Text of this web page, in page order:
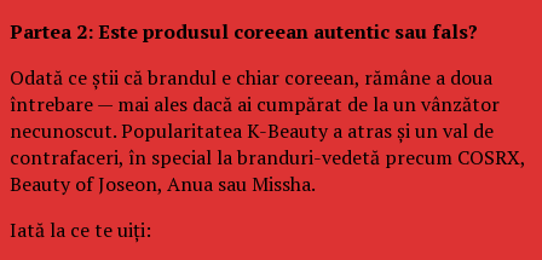
Partea 2: Este produsul coreean autentic sau fals?
Odată ce știi că brandul e chiar coreean, rămâne a doua
întrebare — mai ales dacă ai cumpărat de la un vânzător
necunoscut. Popularitatea K-Beauty a atras și un val de
contrafaceri, în special la branduri-vedetă precum COSRX,
Beauty of Joseon, Anua sau Missha.
Iată la ce te uiți: